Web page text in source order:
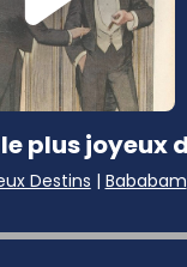
plus joyeux
Destins | Bababam